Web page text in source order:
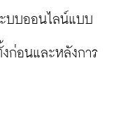
บบออนไลน์แบบ
งก่อนและหลังการ